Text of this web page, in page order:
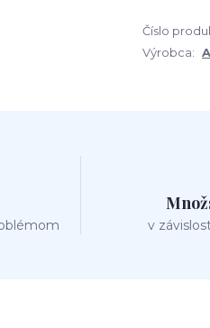
Číslo
Výrobca:
v